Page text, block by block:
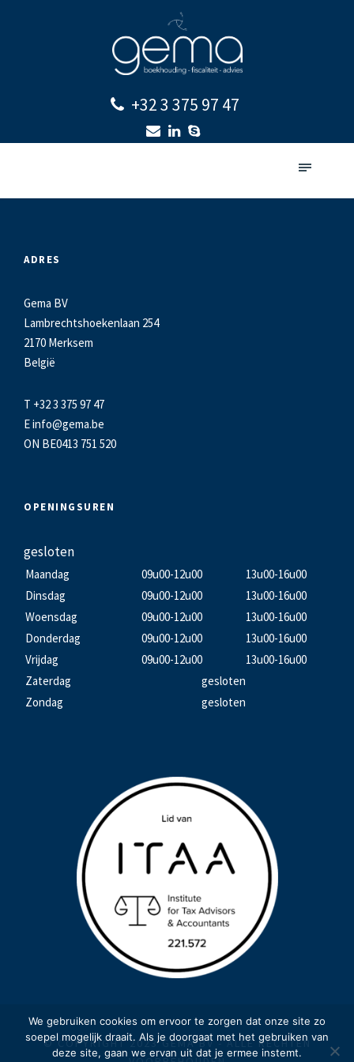
+32 3 375 97 47
ADRES
Gema BV
Lambrechtshoekenlaan 254
2170 Merksem
België
T +32 3 375 97 47
Einfo@gema.be
ON BE0413 751 520
OPENINGSUREN
gesloten
Maandag 09u00-12u00
13u00-16u00
Dinsdag
09u00-12u00
13u00-16u00
Woensdag
09u00-12u00
13u00-16u00
Donderdag
09u00-12u00
13u00-16u00
Vrijdag
09u00-12u00
13u00-16u00
Zaterdag
gesloten
Zondag
gesloten
© COPYRIGHT 2023 GEMA BV - ALLE RECHTEN
We gebruiken cookies om ervoor te zorgen dat onze site zo
soepel mogelijk draait. Als je doorgaat met het gebruiken van
deze site, gaan we ervan uit dat je ermee instemt.